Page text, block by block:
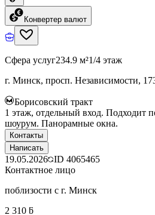
Конвертер валют
Сфера услуг234.9 м²1/4 этаж
г. Минск, просп. Независимости,
Борисовский тракт
1 этаж, отдельный вход. Подходит
шоурум. Панорамные окна.
Контакты
Написать
19.05.2026 ID 4065465
Контактное лицо
поблизости с г. Минск
2 310 ƃ